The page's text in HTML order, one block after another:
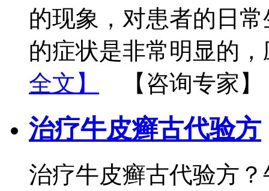
的现象，对患者的日
的症状是非常明显的
全文】
【咨询专家】
治疗牛皮癣古代验方
治疗牛皮癣古代验方